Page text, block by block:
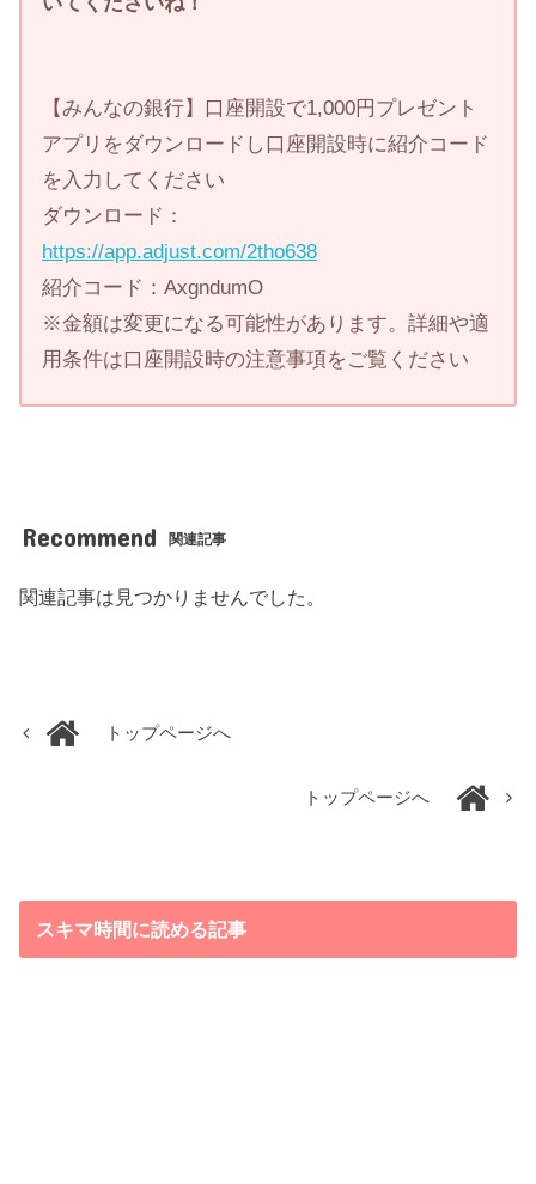
【みんなの銀行】口座開設で1,000円プレゼント
アプリをダウンロードし口座開設時に紹介コード
を入力してください
ダウンロード：
https://app.adjust.com/2tho638
紹介コード：AxgndumO
※金額は変更になる可能性があります。詳細や適
用条件は口座開設時の注意事項をご覧ください
Recommend 関連記事
関連記事は見つかりませんでした。
トップページへ
トップページへ
スキマ時間に読める記事